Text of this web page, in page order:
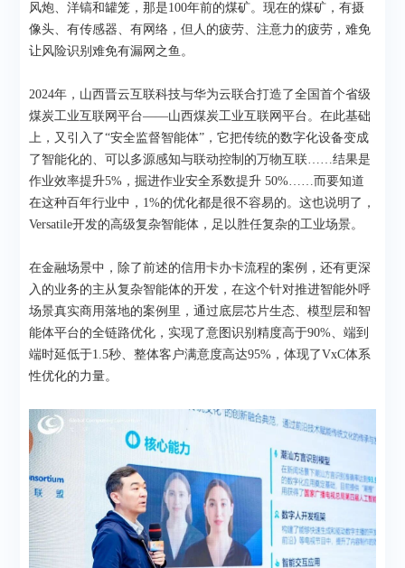
风炮、洋镐和罐笼，那是100年前的煤矿。现在的煤矿，有摄
像头、有传感器、有网络，但人的疲劳、注意力的疲劳，难免
让风险识别难免有漏网之鱼。
2024年，山西晋云互联科技与华为云联合打造了全国首个省级
煤炭工业互联网平台——山西煤炭工业互联网平台。在此基础
上，又引入了“安全监督智能体”，它把传统的数字化设备变成
了智能化的、可以多源感知与联动控制的万物互联……结果是
作业效率提升5%，掘进作业安全系数提升 50%……而要知道
在这种百年行业中，1%的优化都是很不容易的。这也说明了，
Versatile开发的高级复杂智能体，足以胜任复杂的工业场景。
在金融场景中，除了前述的信用卡办卡流程的案例，还有更深
入的业务的主从复杂智能体的开发，在这个针对推进智能外呼
场景真实商用落地的案例里，通过底层芯片生态、模型层和智
能体平台的全链路优化，实现了意图识别精度高于90%、端到
端时延低于1.5秒、整体客户满意度高达95%，体现了VxC体系
性优化的力量。